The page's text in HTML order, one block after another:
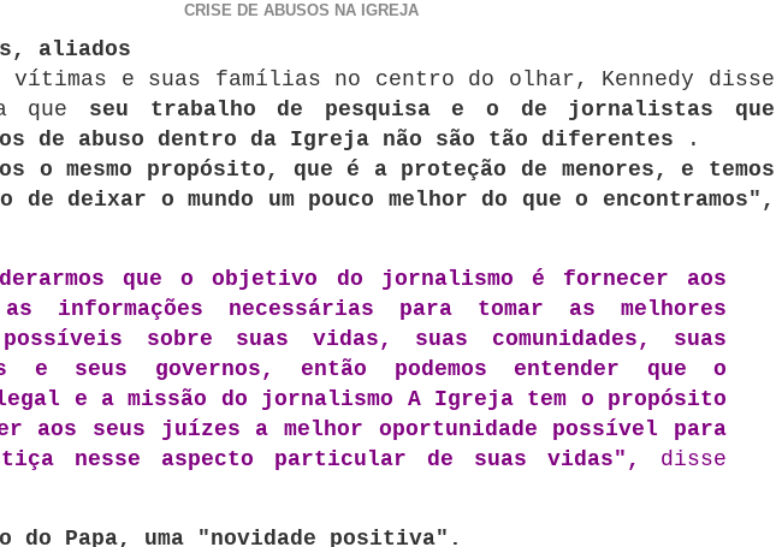
CRISE DE ABUSOS NA IGREJA
aliados
vítimas e suas famílias no centro do olhar, Kennedy disse
que seu trabalho de pesquisa e o de jornalistas que
de abuso dentro da Igreja não são tão diferentes .
o mesmo propósito, que é a proteção de menores, e temos
de deixar o mundo um pouco melhor do que o encontramos",
que o objetivo do jornalismo é fornecer aos
as informações necessárias para tomar as melhores
sobre suas vidas, suas comunidades, suas
e seus governos, então podemos entender que o
e a missão do jornalismo A Igreja tem o propósito
aos seus juízes a melhor oportunidade possível para
nesse aspecto particular de suas vidas", disse
do Papa, uma "novidade positiva".